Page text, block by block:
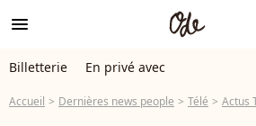
menu
Billetterie En privé avec
Accueil Dernières news people Télé Actus